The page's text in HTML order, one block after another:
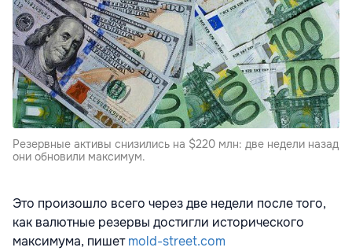
Резервные активы снизились на $220 млн: две недели назад
они обновили максимум.
Это произошло всего через две недели после того,
как валютные резервы достигли исторического
максимума, пишетmold-street.com